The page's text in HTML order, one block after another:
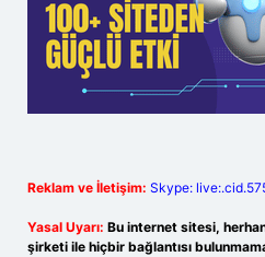
Reklam ve İletişim: Skype:
Yasal Uyarı: Bu internet sitesi,
şirketi ile hiçbir bağlantısı